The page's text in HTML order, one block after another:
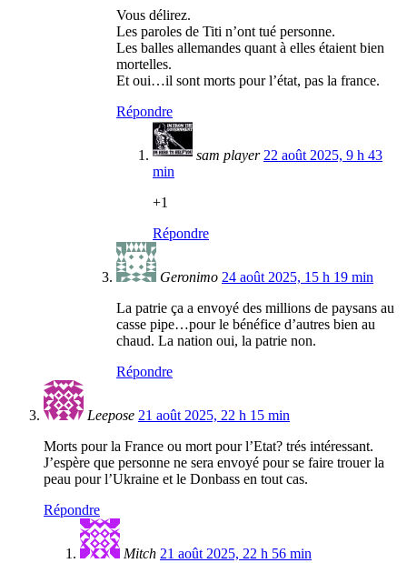
Vous délirez.
Les paroles de Titi n’ont tué personne.
Les balles allemandes quant à elles étaient bien
mortelles.
Et oui…il sont morts pour l’état, pas la france.
Répondre
sam player 22 août 2025, 9 h 43
min
+1
Répondre
Geronimo 24 août 2025, 15 h 19 min
La patrie ça a envoyé des millions de paysans au
casse pipe…pour le bénéfice d’autres bien au
chaud. La nation oui, la patrie non.
Répondre
Leepose 21 août 2025, 22 h 15 min
Morts pour la France ou mort pour l’Etat? trés intéressant.
J’espère que personne ne sera envoyé pour se faire trouer la
peau pour l’Ukraine et le Donbass en tout cas.
Répondre
Mitch 21 août 2025, 22 h 56 min